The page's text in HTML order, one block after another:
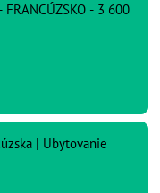
FRANCÚZSKO - 3 600
| Ubytovanie